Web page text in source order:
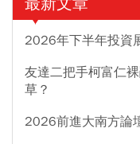
2026年下半年投資
友達二把手柯富仁
草？
2026前進大南方論